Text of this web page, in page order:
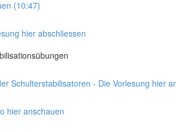
(10:47)
hier abschliessen
Schulterstabilisatoren - Die Vorlesung hier
hier anschauen